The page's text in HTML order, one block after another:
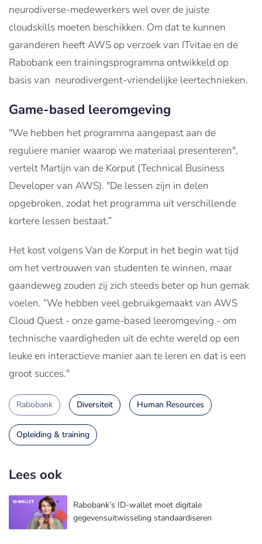
neurodiverse-medewerkers wel over de juiste
cloudskills moeten beschikken. Om dat te kunnen
garanderen heeft AWS op verzoek van ITvitae en de
Rabobank een trainingsprogramma ontwikkeld op
basis van neurodivergent-vriendelijke leertechnieken.
Game-based leeromgeving
"We hebben het programma aangepast aan de
reguliere manier waarop we materiaal presenteren",
vertelt Martijn van de Korput (Technical Business
Developer van AWS). "De lessen zijn in delen
opgebroken, zodat het programma uit verschillende
kortere lessen bestaat.”
Het kost volgens Van de Korput in het begin wat tijd
om het vertrouwen van studenten te winnen, maar
gaandeweg zouden zij zich steeds beter op hun gemak
voelen. “We hebben veel gebruikgemaakt van AWS
Cloud Quest - onze game-based leeromgeving - om
technische vaardigheden uit de echte wereld op een
leuke en interactieve manier aan te leren en dat is een
groot succes."
Rabobank Diversiteit Human Resources
Opleiding & training
Lees ook
Rabobank’s ID-wallet moet digitale
gegevensuitwisseling standaardiseren